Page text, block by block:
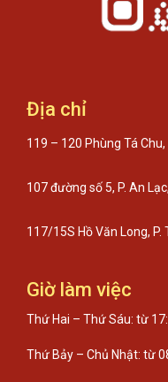
Địa chỉ
119 – 120 Phùng Tá Chu,
107 đường số 5, P. An
117/15S Hồ Văn Long, P.
Giờ làm việc
Thứ Hai – Thứ Sáu: từ
Thứ Bảy – Chủ Nhật: từ